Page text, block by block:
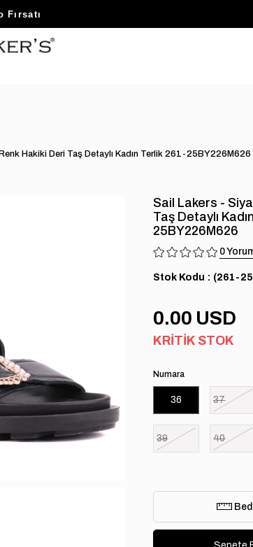
Keşfet
Hakiki Deri Taş Detaylı Kadın Terlik 261-25BY226M626
Sail Lakers -
Taş Detaylı
25BY226M626
0
Stok Kodu (261-
0.00 USD
KRITIK STOK
Numara
36 37
39 40